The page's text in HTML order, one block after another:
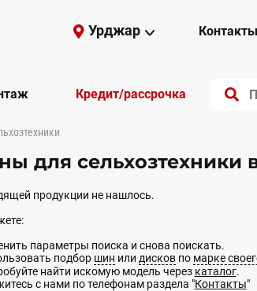
Урджар Контакты
Кредит/рассрочка
для сельхозтехники
продукции не нашлось.
параметры поиска и снова поискать.
подбор шин или дисковпо марке
найти искомую модель через каталог.
с нами по телефонам раздела "Контакты"